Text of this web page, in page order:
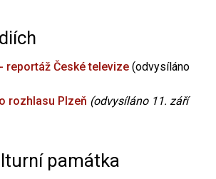
reportáž České televize (odvysíláno
rozhlasu Plzeň (odvysíláno 11. září
památka